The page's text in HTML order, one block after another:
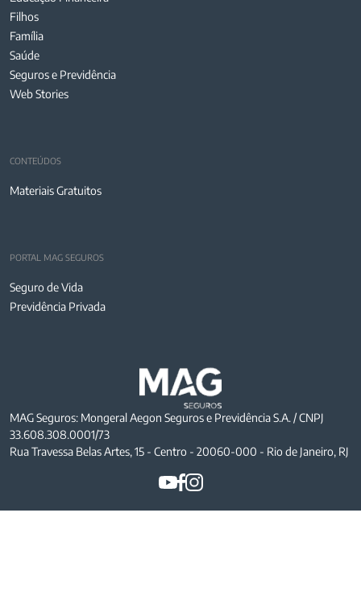
Filhos
Família
Saúde
Seguros e Previdência
Web Stories
CONTEÚDOS
Materiais Gratuitos
PORTAL MAG SEGUROS
Seguro de Vida
Previdência Privada
MAG Seguros: Mongeral Aegon Seguros e Previdência S.A. / CNPJ
33.608.308.0001/73
Rua Travessa Belas Artes, 15 - Centro - 20060-000 - Rio de Janeiro, RJ